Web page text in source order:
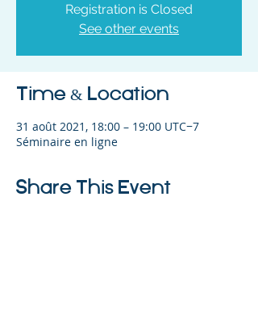
Registration is Closed
See other events
Time & Location
31 août 2021, 18:00 – 19:00 UTC−7
Séminaire en ligne
Share This Event